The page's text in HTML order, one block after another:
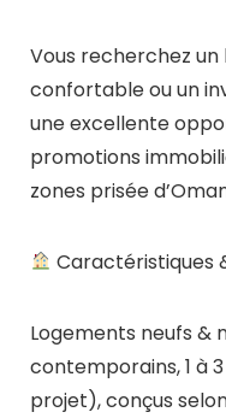
Vous recherchez
confortable ou un
une excellente
promotions
zones prisée
Caractéristiques
Logements neufs
contemporains, 1 à
projet), conçus